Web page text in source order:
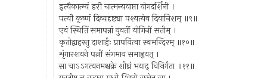
इत्यैकात्म्यं हरौ चात्मन्यवाप्ता योगदर्शिनी ।
पत्यौ कृष्णं दिव्यदृष्ट्या पश्यत्येव दिवानिशम् ॥९॥
एवं स्थितिं समापन्नां युवतीं योगिनीं सतीम् ।
कृतोद्वाहस्तु दाशार्हः प्रापयित्वा स्वमन्दिरम् ॥१०॥
शृंगारशयने पत्नीं संगमाय समाह्वयत् ।
सा चाऽऽगत्यनमश्चक्रे शीघ्रं भयाद् विनिर्गता ॥११॥